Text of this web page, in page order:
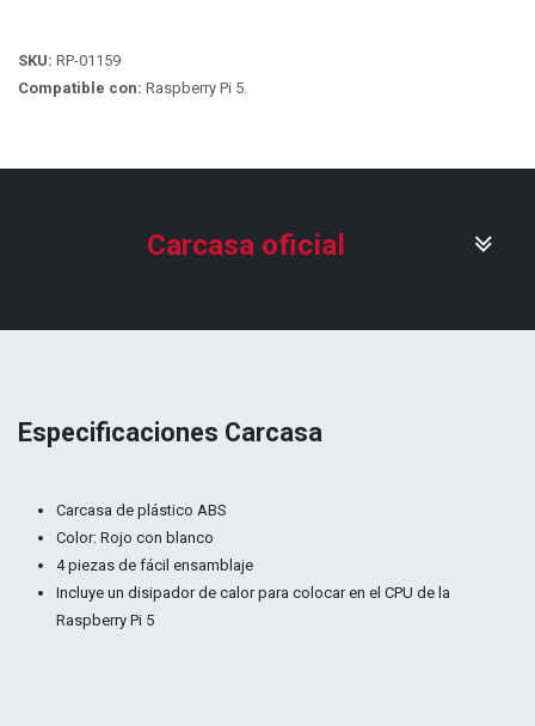
SKU: RP-01159
Compatible con: Raspberry Pi 5.
Carcasa oficial
Especificaciones Carcasa
Carcasa de plástico ABS
Color: Rojo con blanco
4 piezas de fácil ensamblaje
Incluye un disipador de calor para colocar en el CPU de la
Raspberry Pi 5